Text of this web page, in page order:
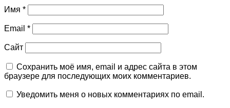
Имя *
Email *
Сайт
Сохранить моё имя, email и адрес сайта в этом
браузере для последующих моих комментариев.
Уведомить меня о новых комментариях по email.